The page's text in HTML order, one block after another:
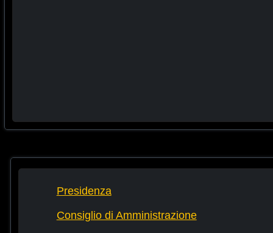
Presidenza
Consiglio di Amministrazione